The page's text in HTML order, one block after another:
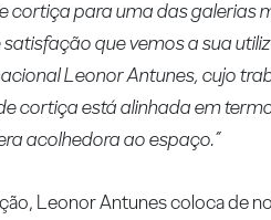
cortiça para uma das galerias
que vemos a sua
Leonor Antunes, cujo
cortiça está alinhada em
acolhedora ao espaço.”
Leonor Antunes coloca de